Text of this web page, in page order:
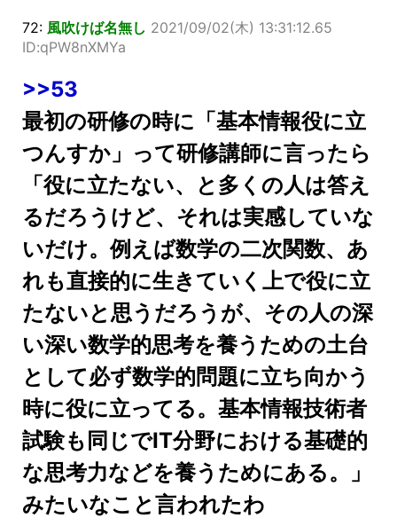
72: 風吹けば名無し 2021/09/02(木) 13:31:12.65
ID:qPW8nXMYa
>>53
最初の研修の時に「基本情報役に立
つんすか」って研修講師に言ったら
「役に立たない、と多くの人は答え
るだろうけど、それは実感していな
いだけ。例えば数学の二次関数、あ
れも直接的に生きていく上で役に立
たないと思うだろうが、その人の深
い深い数学的思考を養うための土台
として必ず数学的問題に立ち向かう
時に役に立ってる。基本情報技術者
試験も同じでIT分野における基礎的
な思考力などを養うためにある。」
みたいなこと言われたわ